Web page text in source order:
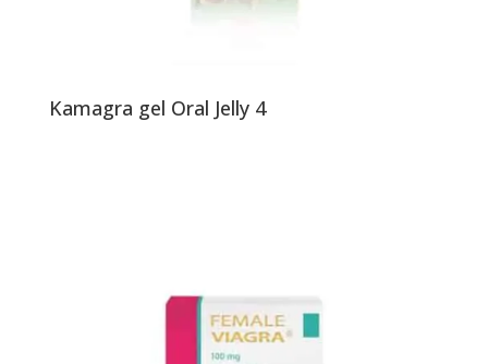
Kamagra gel Oral Jelly 4